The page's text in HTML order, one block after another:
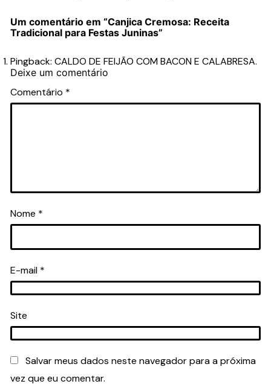
Um comentário em “Canjica Cremosa: Receita
Tradicional para Festas Juninas”
Pingback:CALDO DE FEIJÃO COM BACON E CALABRESA.
Deixe um comentário
Comentário *
Nome *
E-mail *
Site
Salvar meus dados neste navegador para a próxima
vez que eu comentar.